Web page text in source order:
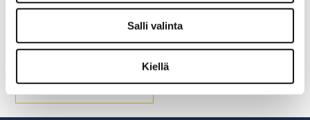
Salli valinta
Kiellä